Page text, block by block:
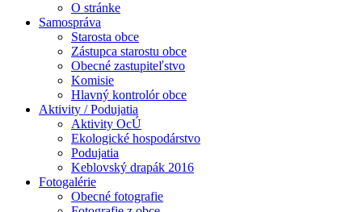
O stránke
Samospráva
Starosta obce
Zástupca starostu obce
Obecné zastupiteľstvo
Komisie
Hlavný kontrolór obce
Aktivity / Podujatia
Aktivity OcÚ
Ekologické hospodárstvo
Podujatia
Keblovský drapák 2016
Fotogalérie
Obecné fotografie